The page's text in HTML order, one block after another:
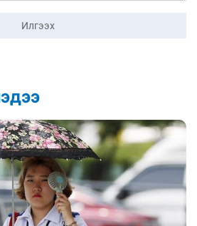
Илгээх